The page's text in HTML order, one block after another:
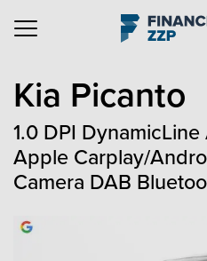
Navigation
Kia Picanto
1.0 DPI
Apple Carplay/
Camera DAB